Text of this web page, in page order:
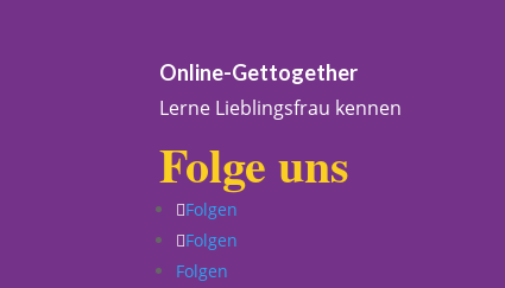
Online-Gettogether
Lerne Lieblingsfrau kennen
Folge uns
Folgen
Folgen
Folgen